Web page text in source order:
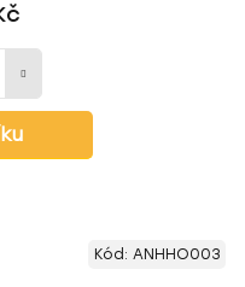
Kód: ANHHO003